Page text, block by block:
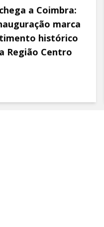
a Coimbra:
marca
histórico
Região Centro